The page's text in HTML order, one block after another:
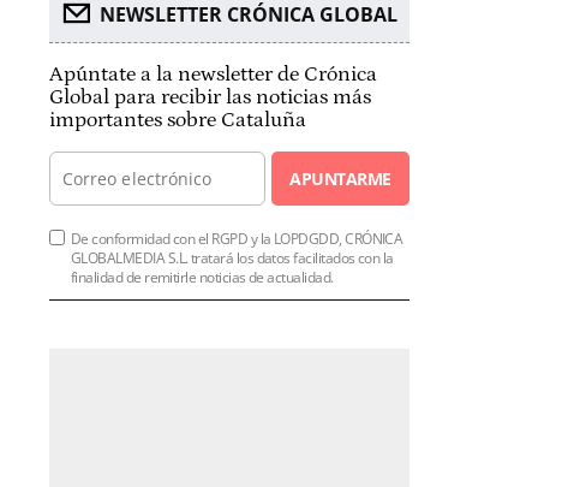
NEWSLETTER CRÓNICA GLOBAL
Apúntate a la newsletter de Crónica
Global para recibir las noticias más
importantes sobre Cataluña
APUNTARME
De conformidad con el RGPD y la LOPDGDD, CRÓNICA
GLOBALMEDIA S.L. tratará los datos facilitados con la
finalidad de remitirle noticias de actualidad.